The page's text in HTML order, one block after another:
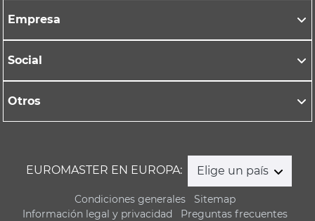
Empresa
Social
Otros
EUROMASTER EN EUROPA: Elige un país
Condiciones generales
Sitemap
Información legal y privacidad
Preguntas frecuentes